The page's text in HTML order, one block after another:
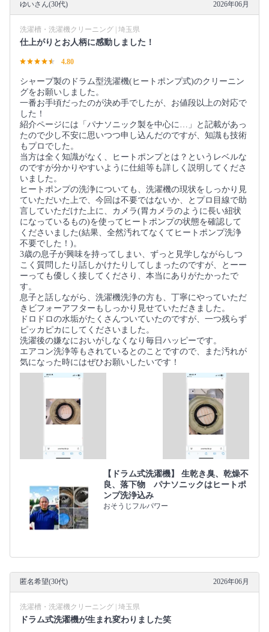
ゆいさん(30代) 2026年06月
洗濯槽・洗濯機クリーニング | 埼玉県
仕上がりとお人柄に感動しました！
4.80
シャープ製のドラム型洗濯機(ヒートポンプ式)のクリーニン
グをお願いしました。
一番お手頃だったのが決め手でしたが、お値段以上の対応で
した！
紹介ページには「パナソニック製を中心に…」と記載があっ
たので少し不安に思いつつ申し込んだのですが、知識も技術
もプロでした。
当方は全く知識がなく、ヒートポンプとは？というレベルな
のですが分かりやすいように仕組等も詳しく説明してくださ
いました。
ヒートポンプの洗浄についても、洗濯機の現状をしっかり見
ていただいた上で、今回は不要ではないか、とプロ目線で助
言していただけた上に、カメラ(胃カメラのように長い紐状
になっているもの)を使ってヒートポンプの状態を確認して
くださいました(結果、全然汚れてなくてヒートポンプ洗浄
不要でした！)。
3歳の息子が興味を持ってしまい、ずっと見学しながらしつ
こく質問したり話しかけたりしてしまったのですが、とーー
ーっても優しく接してくださり、本当にありがたかったで
す。
息子と話しながら、洗濯機洗浄の方も、丁寧にやっていただ
きビフォーアフターもしっかり見せていただきました。
ドロドロの水垢がたくさんついていたのですが、一つ残らず
ピッカピカにしてくださいました。
洗濯後の嫌なにおいがしなくなり毎日ハッピーです。
エアコン洗浄等もされているとのことですので、また汚れが
気になった時にはぜひお願いしたいです！
【ドラム式洗濯機】 生乾き臭、乾燥不
良、落下物 パナソニックはヒートポ
ンプ洗浄込み
おそうじフルパワー
匿名希望(30代) 2026年06月
洗濯槽・洗濯機クリーニング | 埼玉県
ドラム式洗濯機が生まれ変わりました笑